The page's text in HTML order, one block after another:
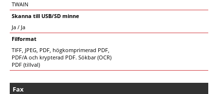
TWAIN
Skanna till USB/SD minne
Ja / Ja
Filformat
TIFF, JPEG, PDF, högkomprimerad PDF,
PDF/A och krypterad PDF. Sökbar (OCR)
PDF (tillval)
Fax